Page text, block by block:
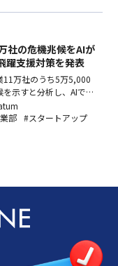
画だ。
社の危機兆候をAIが
躍支援対策を発表
11万社のうち5万5,000
示すと分析し、AIで25
警報通知システム」の
企業再飛躍支援対策」
機別に融資・R&D・債
部 #スタートアップ